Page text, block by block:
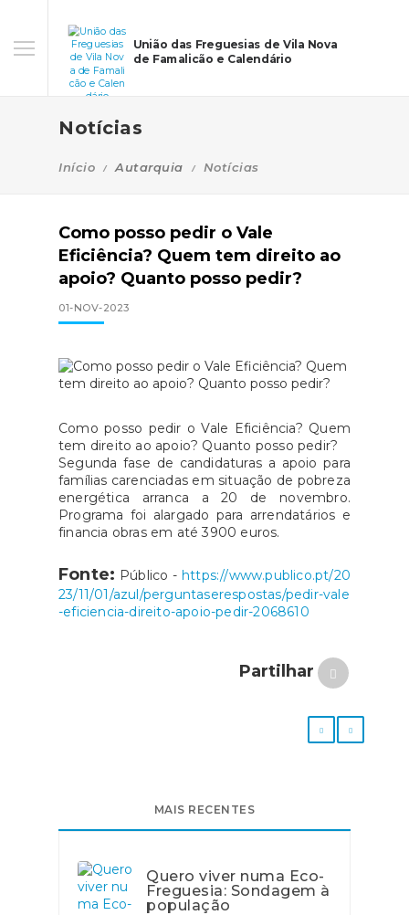
União das Freguesias de Vila Nova
de Famalicão e Calendário
Notícias
Início Autarquia Notícias
Como posso pedir o Vale
Eficiência? Quem tem direito ao
apoio? Quanto posso pedir?
01-NOV-2023
Como posso pedir o Vale Eficiência? Quem
tem direito ao apoio? Quanto posso pedir?
Segunda fase de candidaturas a apoio para
famílias carenciadas em situação de pobreza
energética arranca a 20 de novembro.
Programa foi alargado para arrendatários e
financia obras em até 3900 euros.
Fonte: Público - https://www.publico.pt/20
23/11/01/azul/perguntaserespostas/pedir-vale
-eficiencia-direito-apoio-pedir-2068610
Partilhar
MAIS RECENTES
Quero viver numa Eco-
Freguesia: Sondagem à
população